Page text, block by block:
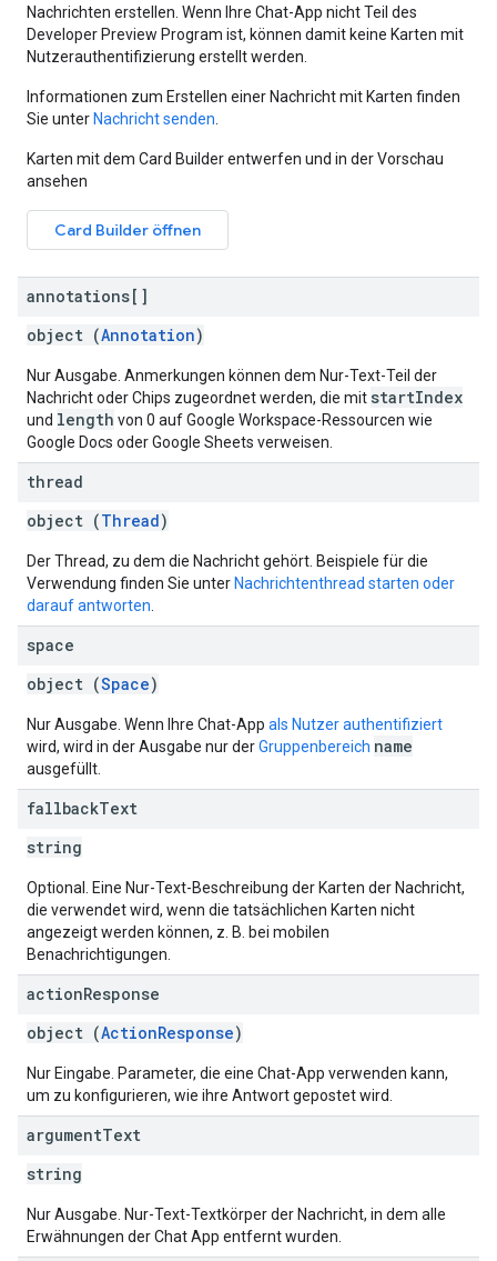
Nachrichten erstellen. Wenn Ihre Chat-App nicht Teil des
Developer Preview Program ist, können damit keine Karten mit
Nutzerauthentifizierung erstellt werden.
Informationen zum Erstellen einer Nachricht mit Karten finden
Sie unter Nachricht senden
Karten mit dem Card Builder entwerfen und in der Vorschau
ansehen
Card Builder öffnen
annotations[]
object (Annotation)
Nur Ausgabe. Anmerkungen können dem Nur-Text-Teil der
Nachricht oder Chips zugeordnet werden, die mit startIndex
und length von 0 auf Google Workspace-Ressourcen wie
Google Docs oder Google Sheets verweisen.
thread
object (Thread)
Der Thread, zu dem die Nachricht gehört. Beispiele für die
Verwendung finden Sie unter Nachrichtenthread starten oder
darauf antworten
space
object (Space)
Nur Ausgabe. Wenn Ihre Chat-App als Nutzer authentifiziert
wird, wird in der Ausgabe nur derGruppenbereich name
ausgefüllt.
fallbackText
string
Optional. Eine Nur-Text-Beschreibung der Karten der Nachricht,
die verwendet wird, wenn die tatsächlichen Karten nicht
angezeigt werden können, z. B. bei mobilen
Benachrichtigungen.
actionResponse
object (ActionResponse)
Nur Eingabe. Parameter, die eine Chat-App verwenden kann,
um zu konfigurieren, wie ihre Antwort gepostet wird.
argumentText
string
Nur Ausgabe. Nur-Text-Textkörper der Nachricht, in dem alle
Erwähnungen der Chat App entfernt wurden.